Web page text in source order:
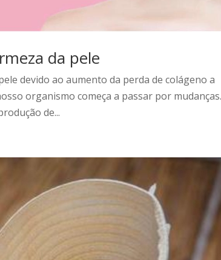
da pele
devido ao aumento da perda de colágeno a
organismo começa a passar por
de...